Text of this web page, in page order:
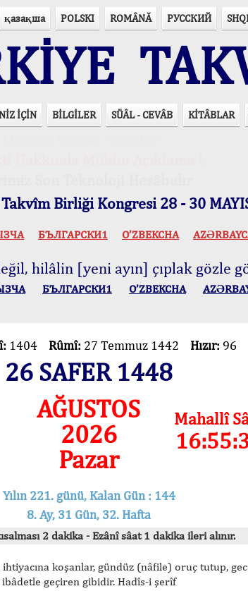
қазақша POLSKI ROMÂNĂ РУССКИЙ
İÇİN BİLGİLER SÜÂL - CEVÂB KİTÂBLAR
Birliği Kongresi 28 - 30
БЪЛГАРСКИ1 O’ZBEKCHA
hilâlin [yeni ayın] çıplak gözle
БЪЛГАРСКИ1 O’ZBEKCHA
1404 Rûmî: 27 Temmuz 1442 Hızır: 96
26 SAFER 1448
AĞUSTOS
2026
Pazar
Mahallî
Yılın 221. günü, Kalan Gün : 144
8. Ay, 31 Gün, 32. Hafta
2 dakika - Ezânî sâat 1 dakika ileri alınır.
koşanlar, gündüz (nâfile) oruç tutup,
ibâdetle geçiren gibidir. Hadîs-i şerîf